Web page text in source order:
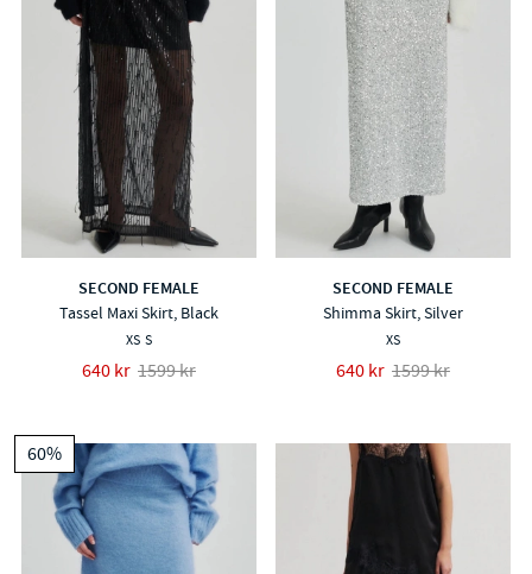
SECOND FEMALE
Tassel Maxi Skirt, Black
XS S
640 kr 1599 kr
SECOND FEMALE
Shimma Skirt, Silver
XS
640 kr 1599 kr
60%